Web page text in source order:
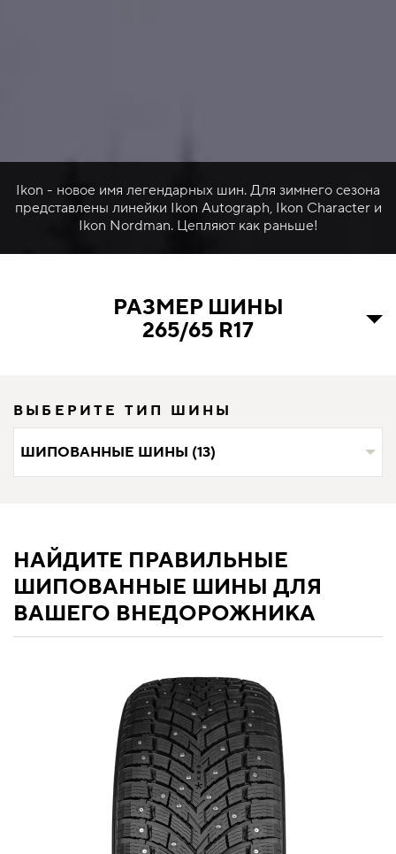
Ikon - новое имя легендарных шин. Для зимнего сезона
представлены линейки Ikon Autograph, Ikon Character и
Ikon Nordman. Цепляют как раньше!
РАЗМЕР ШИНЫ
265/65 R17
ВЫБЕРИТЕ ТИП ШИНЫ
ШИПОВАННЫЕ ШИНЫ (13)
НАЙДИТЕ ПРАВИЛЬНЫЕ
ШИПОВАННЫЕ ШИНЫ ДЛЯ
ВАШЕГО ВНЕДОРОЖНИКА